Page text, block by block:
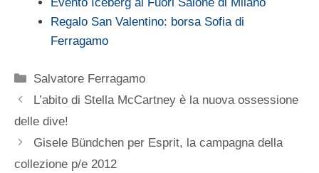
Regalo San Valentino: borsa Sofia di
Ferragamo
Categorie
Salvatore Ferragamo
L’abito di Stella McCartney è la nuova ossessione
delle dive!
Gisele Bündchen per Esprit, la campagna della
collezione p/e 2012